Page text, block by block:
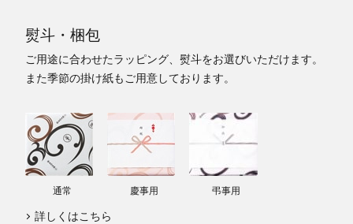
熨斗・梱包
ご用途に合わせたラッピング、熨斗をお選びいただけます。
また季節の掛け紙もご用意しております。
通常 慶事用 弔事用
詳しくはこちら